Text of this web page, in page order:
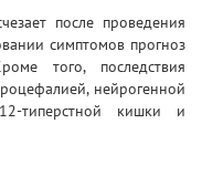
после проведения
симптомов прогноз
того, последствия
нейрогенной
типерстной кишки и